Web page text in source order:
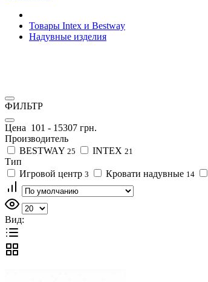
Товары Intex и Bestway
Надувные изделия
ФИЛЬТР
Цена 101 - 15307 грн.
Производитель
BESTWAY 25 INTEX 21
Тип
Игровой центр 3 Кровати надувные 14
Вид: